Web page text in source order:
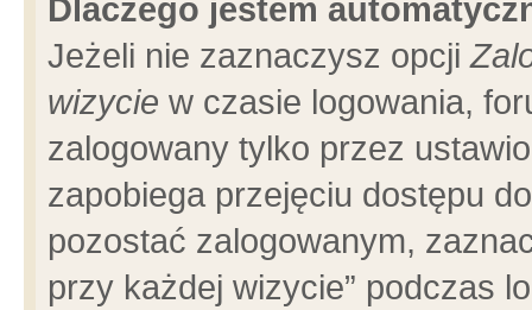
Dlaczego jestem
Jeżeli nie zaznaczysz opcji
wizycie w czasie logowania,
zalogowany tylko przez
zapobiega przejęciu dostępu
pozostać zalogowanym,
przy każdej wizycie” podczas